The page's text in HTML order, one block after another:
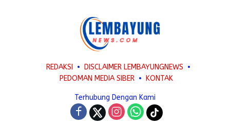
REDAKSI
DISCLAIMER LEMBAYUNGNEWS
PEDOMAN MEDIA SIBER
KONTAK
Terhubung Dengan Kami